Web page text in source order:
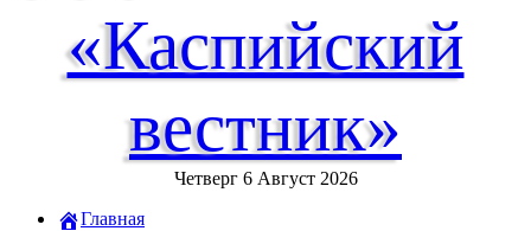
«Каспийский
вестник»
Четверг 6 Август 2026
Главная